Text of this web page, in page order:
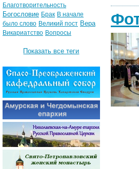
Благотворительность
Богословие Брак В начале
было слово Великий пост Вера
Викариатство Вопросы
Показать все теги